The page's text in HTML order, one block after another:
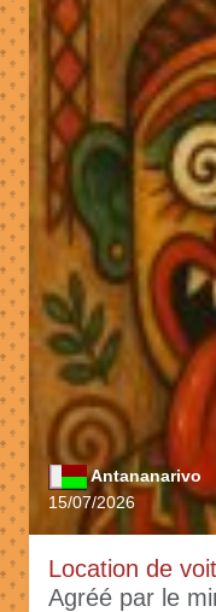
Antananarivo
15/07/2026
Location de
Agréé par le